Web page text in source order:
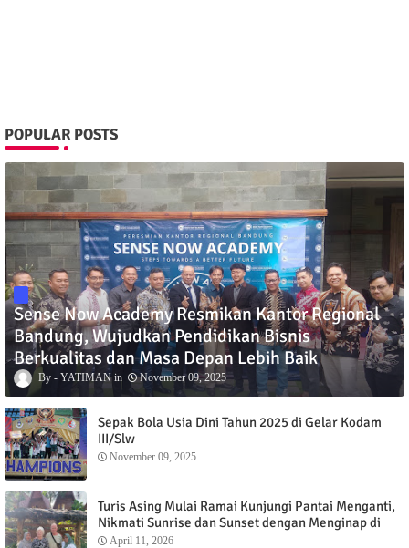
POPULAR POSTS
Sense Now Academy Resmikan Kantor Regional
Bandung, Wujudkan Pendidikan Bisnis
Berkualitas dan Masa Depan Lebih Baik
YATIMAN November 09, 2025
Sepak Bola Usia Dini Tahun 2025 di Gelar Kodam
III/Slw
November 09, 2025
Turis Asing Mulai Ramai Kunjungi Pantai Menganti,
Nikmati Sunrise dan Sunset dengan Menginap di
Menganti Cottage
April 11, 2026